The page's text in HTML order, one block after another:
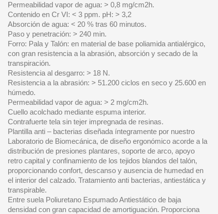
Permeabilidad vapor de agua: > 0,8 mg/cm2h.
Contenido en Cr VI: < 3 ppm. pH: > 3,2
Absorción de agua: < 20 % tras 60 minutos.
Paso y penetración: > 240 min.
Forro: Pala y Talón: en material de base poliamida antialérgico,
con gran resistencia a la abrasión, absorción y secado de la
transpiración.
Resistencia al desgarro: > 18 N.
Resistencia a la abrasión: > 51.200 ciclos en seco y 25.600 en
húmedo.
Permeabilidad vapor de agua: > 2 mg/cm2h.
Cuello acolchado mediante espuma interior.
Contrafuerte tela sin tejer impregnada de resinas.
Plantilla anti – bacterias diseñada íntegramente por nuestro
Laboratorio de Biomecánica, de diseño ergonómico acorde a la
distribución de presiones plantares, soporte de arco, apoyo
retro capital y confinamiento de los tejidos blandos del talón,
proporcionando confort, descanso y ausencia de humedad en
el interior del calzado. Tratamiento anti bacterias, antiestática y
transpirable.
Entre suela Poliuretano Espumado Antiestático de baja
densidad con gran capacidad de amortiguación. Proporciona